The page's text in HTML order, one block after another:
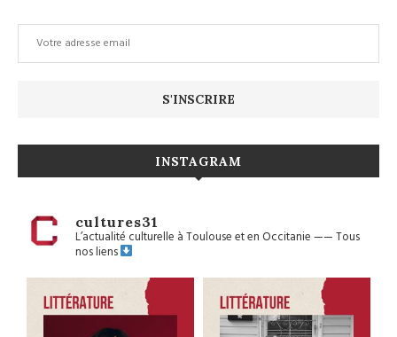
INSTAGRAM
cultures31
L’actualité culturelle à Toulouse et en Occitanie——Tous
nos liens